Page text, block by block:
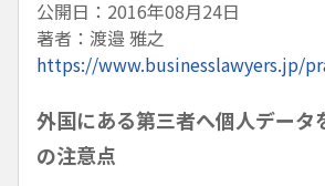
公開日：2016年08月24日
著者：渡邉 雅之
https://www.businesslawyers.jp/
外国にある第三者へ個人データ
の注意点